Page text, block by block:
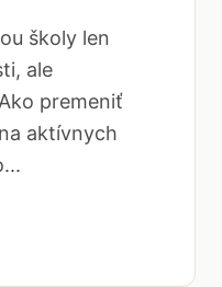
školy len
ale
premeniť
aktívnych